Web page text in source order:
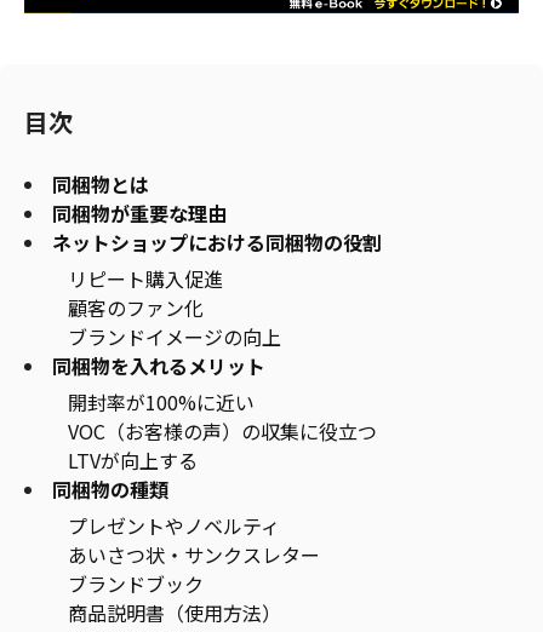
目次
同梱物とは
同梱物が重要な理由
ネットショップにおける同梱物の役割
リピート購入促進
顧客のファン化
ブランドイメージの向上
同梱物を入れるメリット
開封率が100%に近い
VOC（お客様の声）の収集に役立つ
LTVが向上する
同梱物の種類
プレゼントやノベルティ
あいさつ状・サンクスレター
ブランドブック
商品説明書（使用方法）